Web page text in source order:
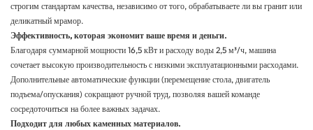
строгим стандартам качества, независимо от того, обрабатываете ли вы гранит или
деликатный мрамор.
Эффективность, которая экономит ваше время и деньги.
Благодаря суммарной мощности 16,5 кВт и расходу воды 2,5 м³/ч, машина
сочетает высокую производительность с низкими эксплуатационными расходами.
Дополнительные автоматические функции (перемещение стола, двигатель
подъема/опускания) сокращают ручной труд, позволяя вашей команде
сосредоточиться на более важных задачах.
Подходит для любых каменных материалов.